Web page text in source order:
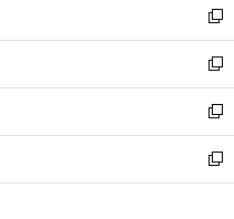
く
で
開
く
ド
ウ
で
開
く
ィ
ン
ド
ウ
で
開
く
い
ウ
ィ
ン
ド
ウ
で
開
新
し
い
ウ
ィ
ン
ド
ウ
新
し
い
ウ
ィ
ン
新
し
い
ウ
新
し